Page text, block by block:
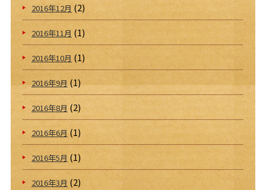
2016年12月(2)
2016年11月 (1)
2016年10月 (1)
2016年9月(1)
2016年8月 (2)
2016年6月(1)
2016年5月 (1)
2016年3月 (2)